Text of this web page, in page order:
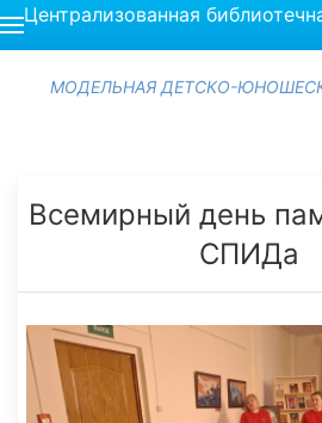
Централизованная
МОДЕЛЬНАЯ ДЕТСКО-
Всемирный день
СПИДа